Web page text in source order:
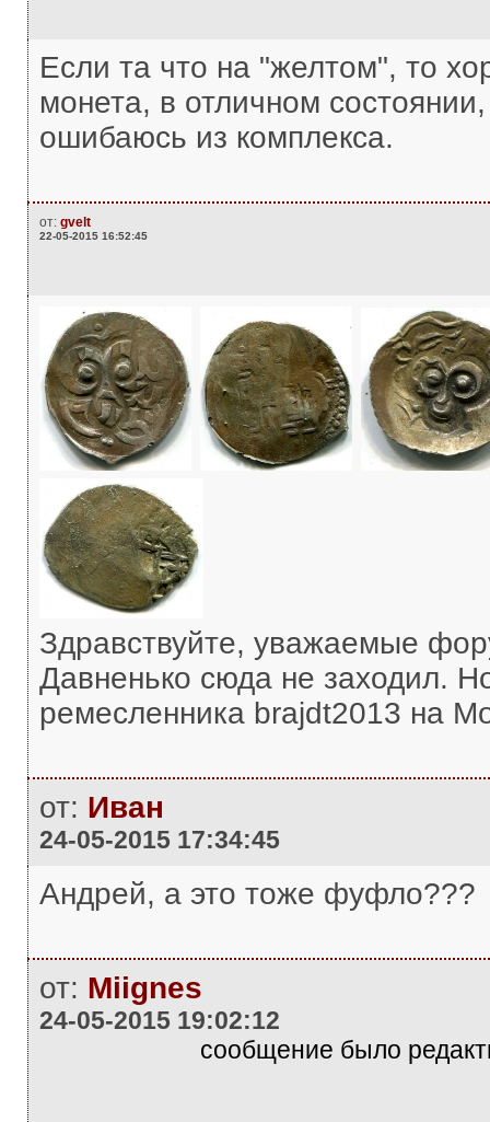
Если та что на "желтом", то
монета, в отличном
ошибаюсь из комплекса.
от: gvelt
22-05-2015 16:52:45
Здравствуйте, уважаемые
Давненько сюда не заходил.
ремесленника brajdt2013 на
от: Иван
24-05-2015 17:34:45
Андрей, а это тоже фуфло???
от: Miignes
24-05-2015 19:02:12
сообщение было